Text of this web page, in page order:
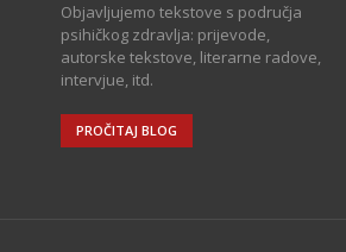
Objavljujemo tekstove s područja
psihičkog zdravlja: prijevode,
autorske tekstove, literarne radove,
intervjue, itd.
PROČITAJ BLOG